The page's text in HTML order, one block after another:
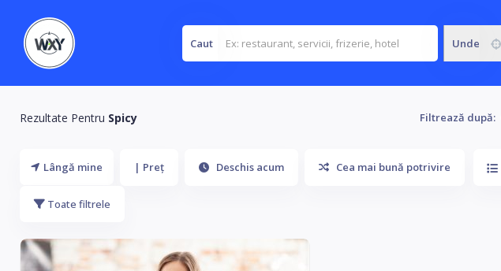
Caut Unde
Rezultate Pentru Spicy Filtrează după:
Lângă mine | Preţ Deschis acum Cea mai bună potrivire
Toate filtrele